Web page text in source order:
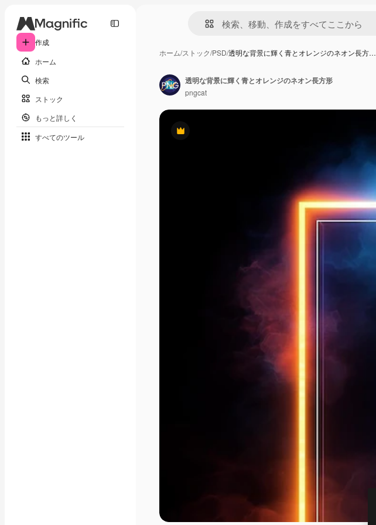
作成
ホーム
検索
ストック
もっと詳しく
すべてのツール
ホーム/ストック/PSD/透明な背景に輝く青とオレンジのネオン長方…
Premium
透明な背景に輝く青とオレンジのネオン長方形
pngcat